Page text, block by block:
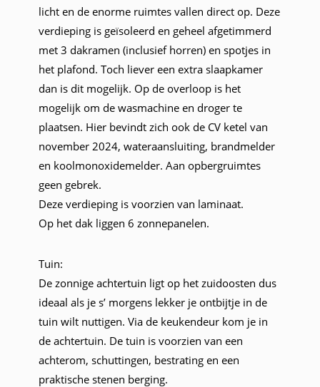
licht en de enorme ruimtes vallen direct op. Deze
verdieping is geïsoleerd en geheel afgetimmerd
met 3 dakramen (inclusief horren) en spotjes in
het plafond. Toch liever een extra slaapkamer
dan is dit mogelijk. Op de overloop is het
mogelijk om de wasmachine en droger te
plaatsen. Hier bevindt zich ook de CV ketel van
november 2024, wateraansluiting, brandmelder
en koolmonoxidemelder. Aan opbergruimtes
geen gebrek.
Deze verdieping is voorzien van laminaat.
Op het dak liggen 6 zonnepanelen.
Tuin:
De zonnige achtertuin ligt op het zuidoosten dus
ideaal als je s’ morgens lekker je ontbijtje in de
tuin wilt nuttigen. Via de keukendeur kom je in
de achtertuin. De tuin is voorzien van een
achterom, schuttingen, bestrating en een
praktische stenen berging.